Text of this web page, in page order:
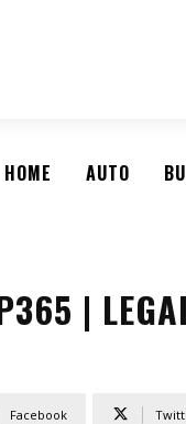
HOME AUTO
|
Facebook